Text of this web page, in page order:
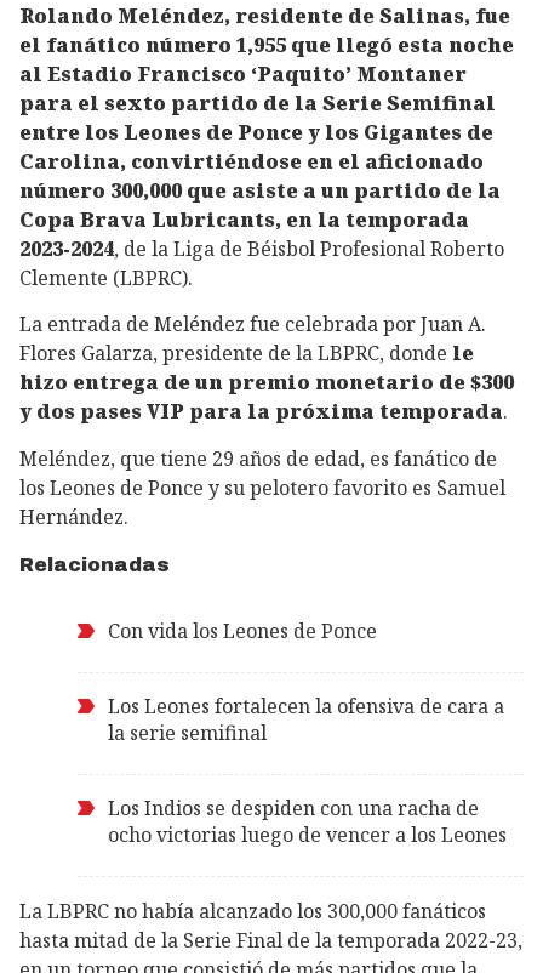
Rolando Meléndez, residente de Salinas, fue
el fanático número 1,955 que llegó esta noche
al Estadio Francisco ‘Paquito’ Montaner
para el sexto partido de la Serie Semifinal
entre los Leones de Ponce y los Gigantes de
Carolina, convirtiéndose en el aficionado
número 300,000 que asiste a un partido de la
Copa Brava Lubricants, en la temporada
2023-2024, de la Liga de Béisbol Profesional Roberto
Clemente (LBPRC).
La entrada de Meléndez fue celebrada por Juan A.
Flores Galarza, presidente de la LBPRC, donde le
hizo entrega de un premio monetario de $300
y dos pases VIP para la próxima temporada.
Meléndez, que tiene 29 años de edad, es fanático de
los Leones de Ponce y su pelotero favorito es Samuel
Hernández.
Relacionadas
Con vida los Leones de Ponce
Los Leones fortalecen la ofensiva de cara a
la serie semifinal
Los Indios se despiden con una racha de
ocho victorias luego de vencer a los Leones
La LBPRC no había alcanzado los 300,000 fanáticos
hasta mitad de la Serie Final de la temporada 2022-23,